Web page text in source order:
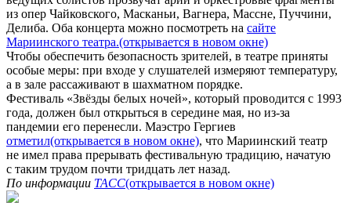
из опер Чайковского, Масканьи, Вагнера, Массне, Пуччини,
Делиба. Оба концерта можно посмотреть на сайте
Мариинского театра.(открывается в новом окне)
Чтобы обеспечить безопасность зрителей, в театре приняты
особые меры: при входе у слушателей измеряют температуру,
а в зале рассаживают в шахматном порядке.
Фестиваль «Звёзды белых ночей», который проводится с 1993
года, должен был открыться в середине мая, но из-за
пандемии его перенесли. Маэстро Гергиев
отметил(открывается в новом окне), что Мариинский театр
не имел права прерывать фестивальную традицию, начатую
с таким трудом почти тридцать лет назад.
По информации ТАСС(открывается в новом окне)